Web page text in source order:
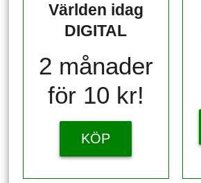
Världen idag
DIGITAL
2 månader
för 10 kr!
KÖP